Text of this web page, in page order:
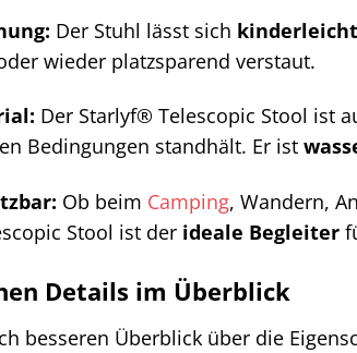
Der Stuhl lässt sich kinderleicht
wieder platzsparend verstaut.
Der Starlyf® Telescopic Stool ist
Bedingungen standhält. Er ist
Ob beim Camping, Wandern,
Stool ist der ideale Begleiter
Details im Überblick
besseren Überblick über die